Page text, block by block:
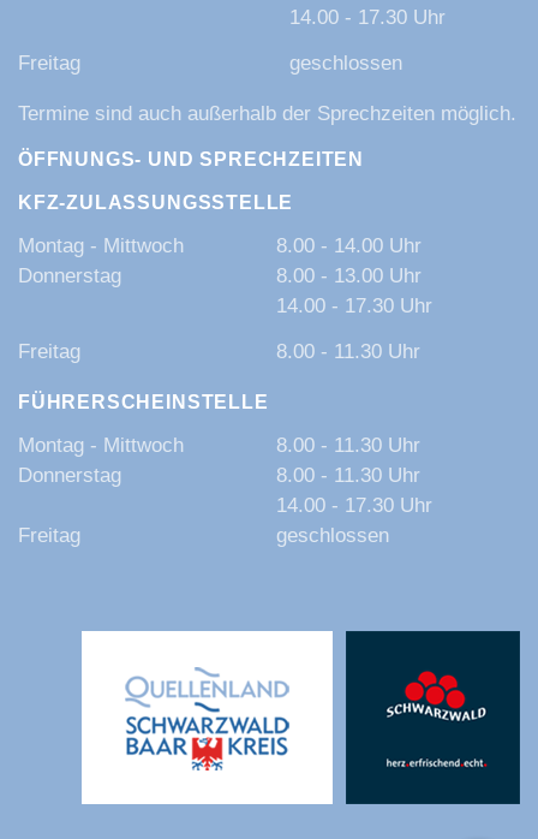
14.00 - 17.30 Uhr
Freitag
geschlossen
Termine sind auch außerhalb der Sprechzeiten möglich.
ÖFFNUNGS- UND SPRECHZEITEN
KFZ-ZULASSUNGSSTELLE
Montag - Mittwoch
8.00 - 14.00 Uhr
Donnerstag
8.00 - 13.00 Uhr
14.00 - 17.30 Uhr
Freitag
8.00 - 11.30 Uhr
FÜHRERSCHEINSTELLE
Montag - Mittwoch
8.00 - 11.30 Uhr
Donnerstag
8.00 - 11.30 Uhr
14.00 - 17.30 Uhr
Freitag
geschlossen